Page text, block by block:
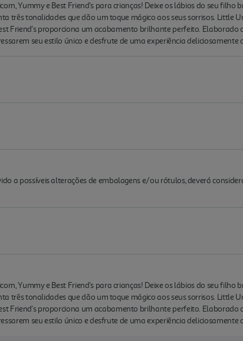
Yummy e Best Friend's para crianças! Deixe os lábios do seu filho
três tonalidades que dão um toque mágico aos seus sorrisos. Little
Friend's proporciona um acabamento brilhante perfeito. Elaborado
seu estilo único e desfrute de uma experiência deliciosamente
a possíveis alterações de embalagens e/ou rótulos, deverá
Yummy e Best Friend's para crianças! Deixe os lábios do seu filho
três tonalidades que dão um toque mágico aos seus sorrisos. Little
Friend's proporciona um acabamento brilhante perfeito. Elaborado
seu estilo único e desfrute de uma experiência deliciosamente